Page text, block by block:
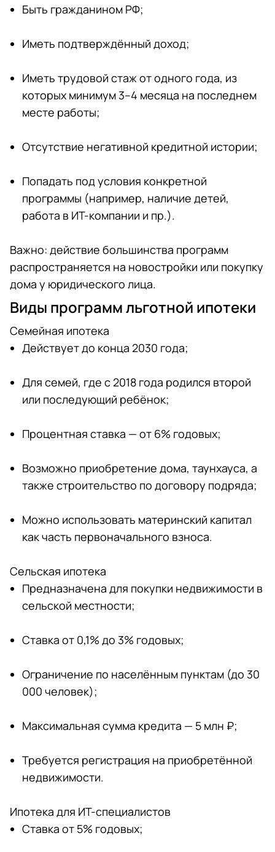
Быть гражданином РФ;
Иметь подтверждённый доход;
Иметь трудовой стаж от одного года, из
которых минимум 3–4 месяца на последнем
месте работы;
Отсутствие негативной кредитной истории;
Попадать под условия конкретной
программы (например, наличие детей,
работа в ИТ-компании и пр.).
Важно: действие большинства программ
распространяется на новостройки или покупку
дома у юридического лица.
Виды программ льготной ипотеки
Семейная ипотека
Действует до конца 2030 года;
Для семей, где с 2018 года родился второй
или последующий ребёнок;
Процентная ставка — от 6% годовых;
Возможно приобретение дома, таунхауса, а
также строительство по договору подряда;
Можно использовать материнский капитал
как часть первоначального взноса.
Сельская ипотека
Предназначена для покупки недвижимости в
сельской местности;
Ставка от 0,1% до 3% годовых;
Ограничение по населённым пунктам (до 30
000 человек);
Максимальная сумма кредита — 5 млн ₽;
Требуется регистрация на приобретённой
недвижимости.
Ипотека для ИТ-специалистов
Ставка от 5% годовых;